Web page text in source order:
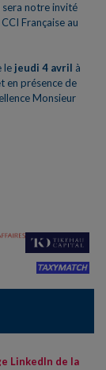
sera notre invité
Française au
le jeudi 4 avril à
en présence de
Monsieur
LinkedIn de la